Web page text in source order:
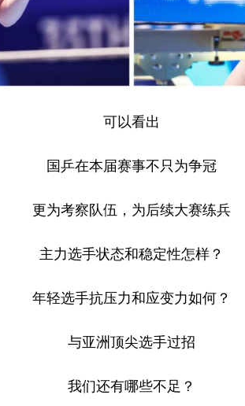
可以看出
国乒在本届赛事不只为争冠
更为考察队伍，为后续大赛练兵
主力选手状态和稳定性怎样？
年轻选手抗压力和应变力如何？
与亚洲顶尖选手过招
我们还有哪些不足？